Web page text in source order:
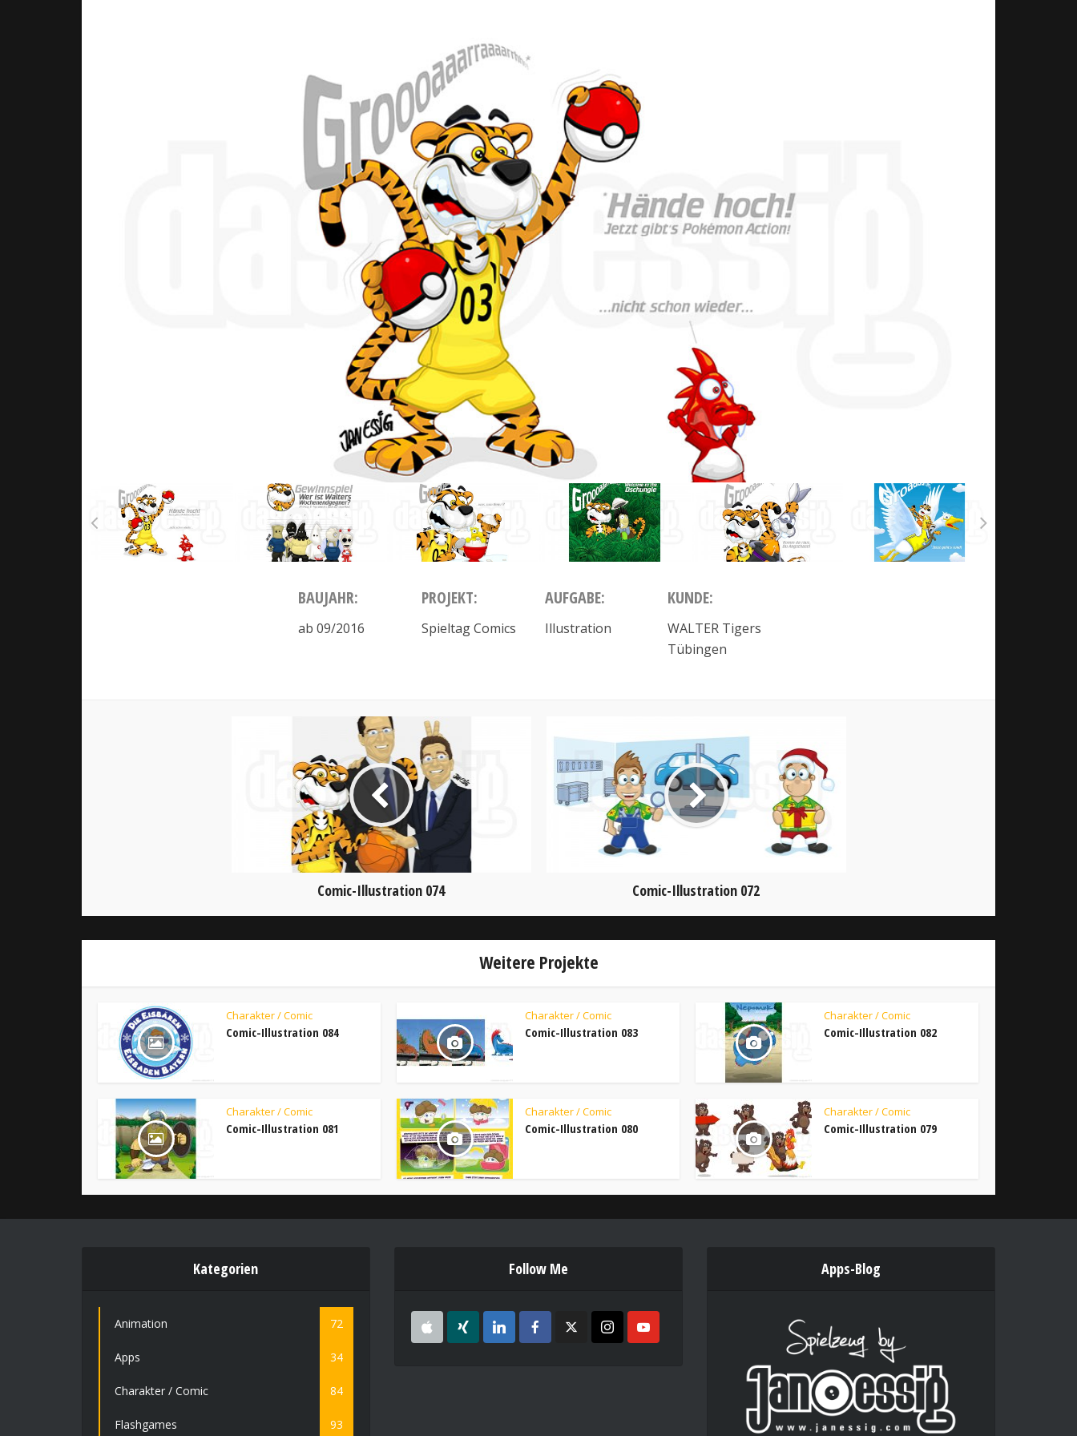
BAUJAHR:
ab 09/2016
PROJEKT:
Spieltag Comics
AUFGABE:
Illustration
KUNDE:
WALTER Tigers
Tübingen
Comic-Illustration 074 Comic-Illustration 072
Weitere Projekte
Charakter / Comic
Comic-Illustration 084
Charakter / Comic
Comic-Illustration 083
Charakter / Comic
Comic-Illustration 082
Charakter / Comic
Comic-Illustration 081
Charakter / Comic
Comic-Illustration 080
Charakter / Comic
Comic-Illustration 079
Kategorien
Animation 72
Apps 34
Charakter / Comic 84
Flashgames 93
Follow Me Apps-Blog